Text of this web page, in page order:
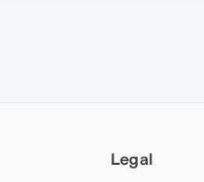
Legal